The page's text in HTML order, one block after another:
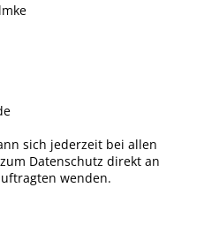
sich jederzeit bei allen
Datenschutz direkt an
wenden.